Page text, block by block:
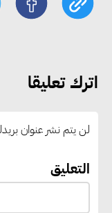
اترك تعليقا
لن يتم نشر عنوان
التعليق